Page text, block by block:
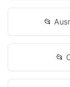
📂
📂